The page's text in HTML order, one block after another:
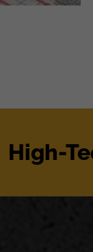
High-